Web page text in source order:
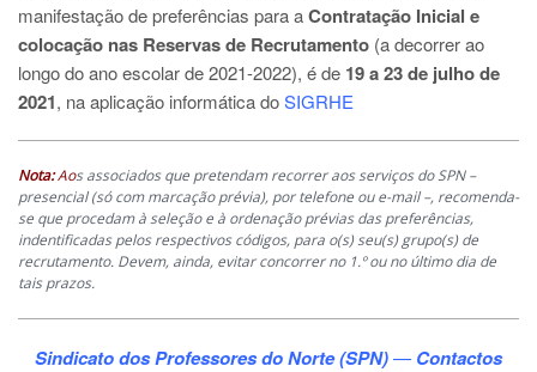
manifestação de preferências para aContratação Inicial e
colocação nas Reservas de Recrutamento (a decorrer ao
longo do ano escolar de 2021-2022), é de 19 a 23 de julho de
2021, na aplicação informática doSIGRHE
Nota:Aos associados que pretendam recorrer aos serviços do SPN –
presencial (só com marcação prévia), por telefone ou e-mail –, recomenda-
se que procedam à seleção e à ordenação prévias das preferências,
indentificadas pelos respectivos códigos, para o(s) seu(s) grupo(s) de
recrutamento. Devem, ainda, evitar concorrer no 1.º ou no último dia de
tais prazos.
Sindicato dos Professores do Norte (SPN)—Contactos